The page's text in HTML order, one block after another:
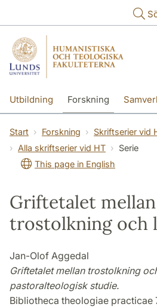
Utbildning Forskning
Start Forskning
Skriftserier vid
Alla skriftserier vid HT
Serie
This page in English
Griftetalet mellan
trostolkning och
Jan-Olof Aggedal
Griftetalet mellan trostolkning
pastoralteologisk studie.
Bibliotheca theologiae practicae